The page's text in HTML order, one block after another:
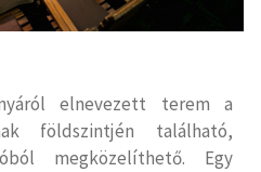
elnevezett terem a
földszintjén található,
megközelíthető. Egy